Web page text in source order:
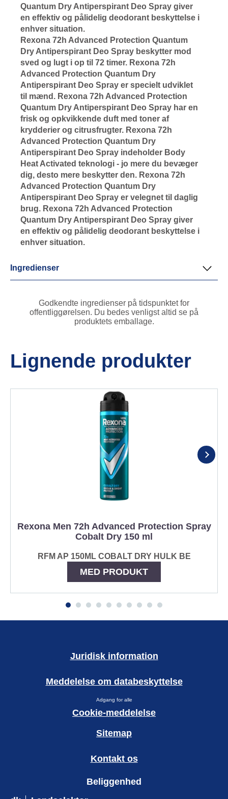
Quantum Dry Antiperspirant Deo Spray giver
en effektiv og pålidelig deodorant beskyttelse i
enhver situation.
Rexona 72h Advanced Protection Quantum
Dry Antiperspirant Deo Spray beskytter mod
sved og lugt i op til 72 timer. Rexona 72h
Advanced Protection Quantum Dry
Antiperspirant Deo Spray er specielt udviklet
til mænd. Rexona 72h Advanced Protection
Quantum Dry Antiperspirant Deo Spray har en
frisk og opkvikkende duft med toner af
krydderier og citrusfrugter. Rexona 72h
Advanced Protection Quantum Dry
Antiperspirant Deo Spray indeholder Body
Heat Activated teknologi - jo mere du bevæger
dig, desto mere beskytter den. Rexona 72h
Advanced Protection Quantum Dry
Antiperspirant Deo Spray er velegnet til daglig
brug. Rexona 72h Advanced Protection
Quantum Dry Antiperspirant Deo Spray giver
en effektiv og pålidelig deodorant beskyttelse i
enhver situation.
Ingredienser
Godkendte ingredienser på tidspunktet for
offentliggørelsen. Du bedes venligst altid se på
produktets emballage.
Lignende produkter
Rexona Men 72h Advanced Protection Spray
Cobalt Dry 150 ml
RFM AP 150ML COBALT DRY HULK BE
MED PRODUKT
Juridisk information
Meddelelse om databeskyttelse
Adgang for alle
Cookie-meddelelse
Ændre Indstillingerne
Sitemap
Kontakt os